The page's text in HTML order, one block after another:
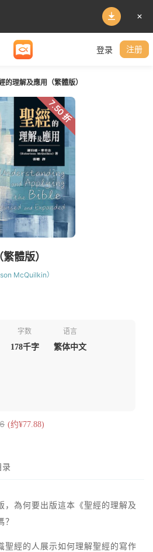
登录 注册
的理解及應用（繁體版）
7.50 折
體版）
McQuilkin）
字数
178千字
语言
繁体中文
(约¥77.88)
录
，為何要出版這本《聖經的理解及
？
聖經的人展示如何理解聖經的寫作